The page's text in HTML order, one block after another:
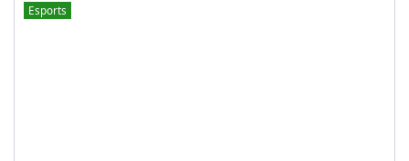
Esports